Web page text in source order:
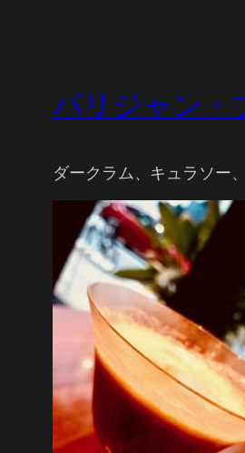
パリジャン・
ダークラム、キュラソー